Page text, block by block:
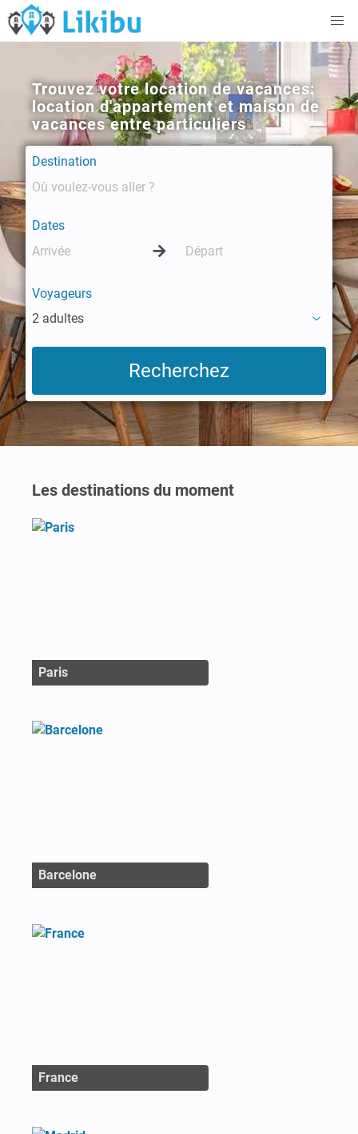
Trouvez votre location de vacances:
location d'appartement et maison de
vacances entre particuliers
Destination
Dates
Voyageurs
2 adultes
Les destinations du moment
Paris
Barcelone
France